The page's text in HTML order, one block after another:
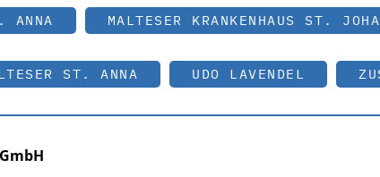
ANNA MALTESER KRANKENHAUS ST.
ST. ANNA UDO LAVENDEL